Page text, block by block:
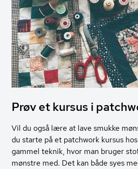
Prøv et kursus i
Vil du også lære at lave smukke
du starte på et patchwork kursus
gammel teknik, hvor man bruger
mønstre med. Det kan både syes